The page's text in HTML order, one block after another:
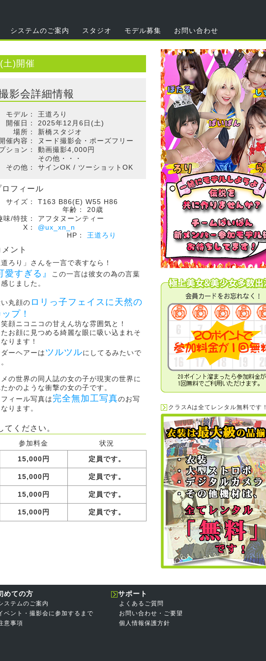
システムのご案内 スタジオ モデル募集 お問い合わせ
)開催
影会詳細情報
モデル：
王道ろり
開催日：
2025年12月6日(土)
場所：
新橋スタジオ
開催内容：
ヌード撮影会・ポーズフリー
ション：
動画撮影4,000円
その他・・・
その他：
サインOK / ツーショットOK
ロフィール
サイズ：
T163 B86(E) W55 H86
年齢：
20歳
味/特技：
アフタヌーンティー
X：
@ux_xn_n
HP：
王道ろり
メント
道ろり」さんを一言で表すなら！
愛すぎる』
この一言は彼女の為の言葉
じました。
丸顔の ロリっ子フェイスに天然の
プ！
顔ニコニコの甘えん坊な雰囲気と！
お顔に見つめる綺麗な眼に吸い込まれそ
ります！
ーヘアーはツルツルにしてるみたいで
の世界の同人誌の女の子が現実の世界に
かのような衝撃の女の子です。
ィール写真は完全無加工写真のお写
ります。
てください。
参加料金
状況
15,000円 定員です。
15,000円 定員です。
15,000円 定員です。
15,000円 定員です。
クラスAは全てレンタル無料です！
めての方
ステムのご案内
ベント・撮影会に参加するまで
意事項
サポート
よくあるご質問
お問い合わせ・ご要望
個人情報保護方針